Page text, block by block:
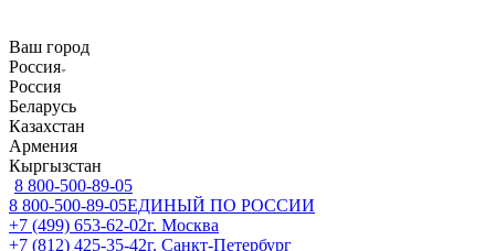
Ваш город
Россия
Россия
Беларусь
Казахстан
Армения
Кыргызстан
8 800-500-89-05
8 800-500-89-05ЕДИНЫЙ ПО РОССИИ
+7 (499) 653-62-02г. Москва
+7 (812) 425-35-42г. Санкт-Петербург